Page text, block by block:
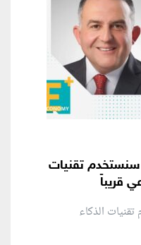
تقنيات
قريباً
الذكاء